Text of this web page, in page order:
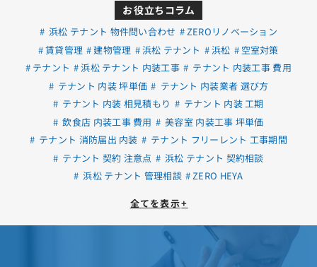
お役立ちコラム
浜松 テナント 物件問い合わせ
ZEROリノベーション
賃貸管理
建物管理 浜松 テナント 浜松
空室対策
テナント
浜松 テナント 内装工事
テナント 内装工事 費用
テナント 内装 坪単価
テナント 内装業者 選び方
テナント 内装 相見積もり
テナント 内装 工期
飲食店 内装工事 費用
美容室 内装工事 坪単価
テナント 消防届出 内装
テナント フリーレント 工事期間
テナント 契約 注意点
浜松 テナント 契約相談
浜松 テナント 管理相談
ZERO HEYA
全てを表示+